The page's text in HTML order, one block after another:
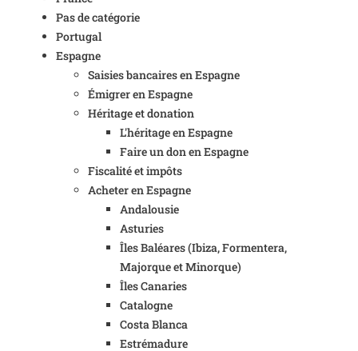
Pas de catégorie
Portugal
Espagne
Saisies bancaires en Espagne
Émigrer en Espagne
Héritage et donation
L'héritage en Espagne
Faire un don en Espagne
Fiscalité et impôts
Acheter en Espagne
Andalousie
Asturies
Îles Baléares (Ibiza, Formentera,
Majorque et Minorque)
Îles Canaries
Catalogne
Costa Blanca
Estrémadure